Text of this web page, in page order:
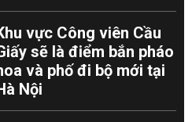
vực Công viên Cầu
sẽ là điểm bắn pháo
và phố đi bộ mới tại
Nội